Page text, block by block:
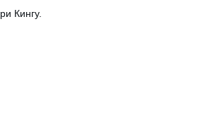
Кингу.